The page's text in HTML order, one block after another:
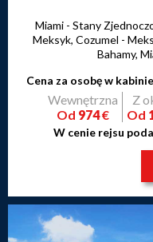
Miami - Stany
Meksyk, Cozumel -
Bahamy,
Cena za osobę w
Wewnętrzna
Od 974€
Z
Od
W cenie rejsu